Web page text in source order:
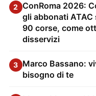
2 ConRoma 2026:
gli abbonati
90 corse, come
disservizi
3 Marco Bassano:
bisogno di te